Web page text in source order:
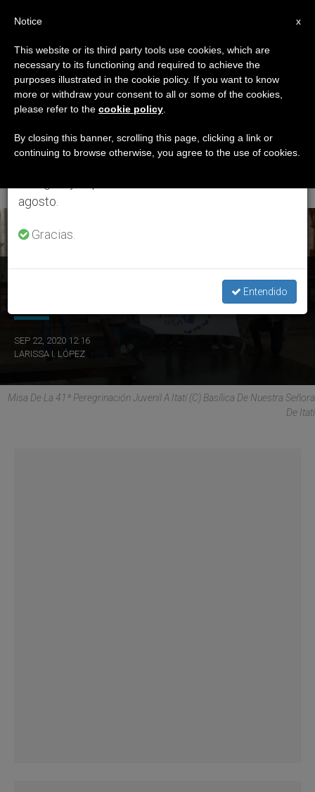
ETIQUETA
Posts Tagged ‘basílica
De Nuestra Señora De
ÚLTIMAS NOTICIAS
SEP 22, 2020 12:16
LARISSA I. LÓPEZ
Misa De La 41ª Peregrinación Juvenil A Itatí (C) Basílica De Nuestra Señora
De Itatí
×
Aviso importante
Del 27 de julio al 7 de agosto haremos la pausa
anual, aprovechando que en el periodo de verano
se generan menos informaciones y también el
agosto.
Gracias.
Entendido
x
Notice
This website or its third party tools use cookies, which are
necessary to its functioning and required to achieve the
purposes illustrated in the cookie policy. If you want to know
more or withdraw your consent to all or some of the cookies,
please refer to the cookie policy
By closing this banner, scrolling this page, clicking a link or
continuing to browse otherwise, you agree to the use of cookies.